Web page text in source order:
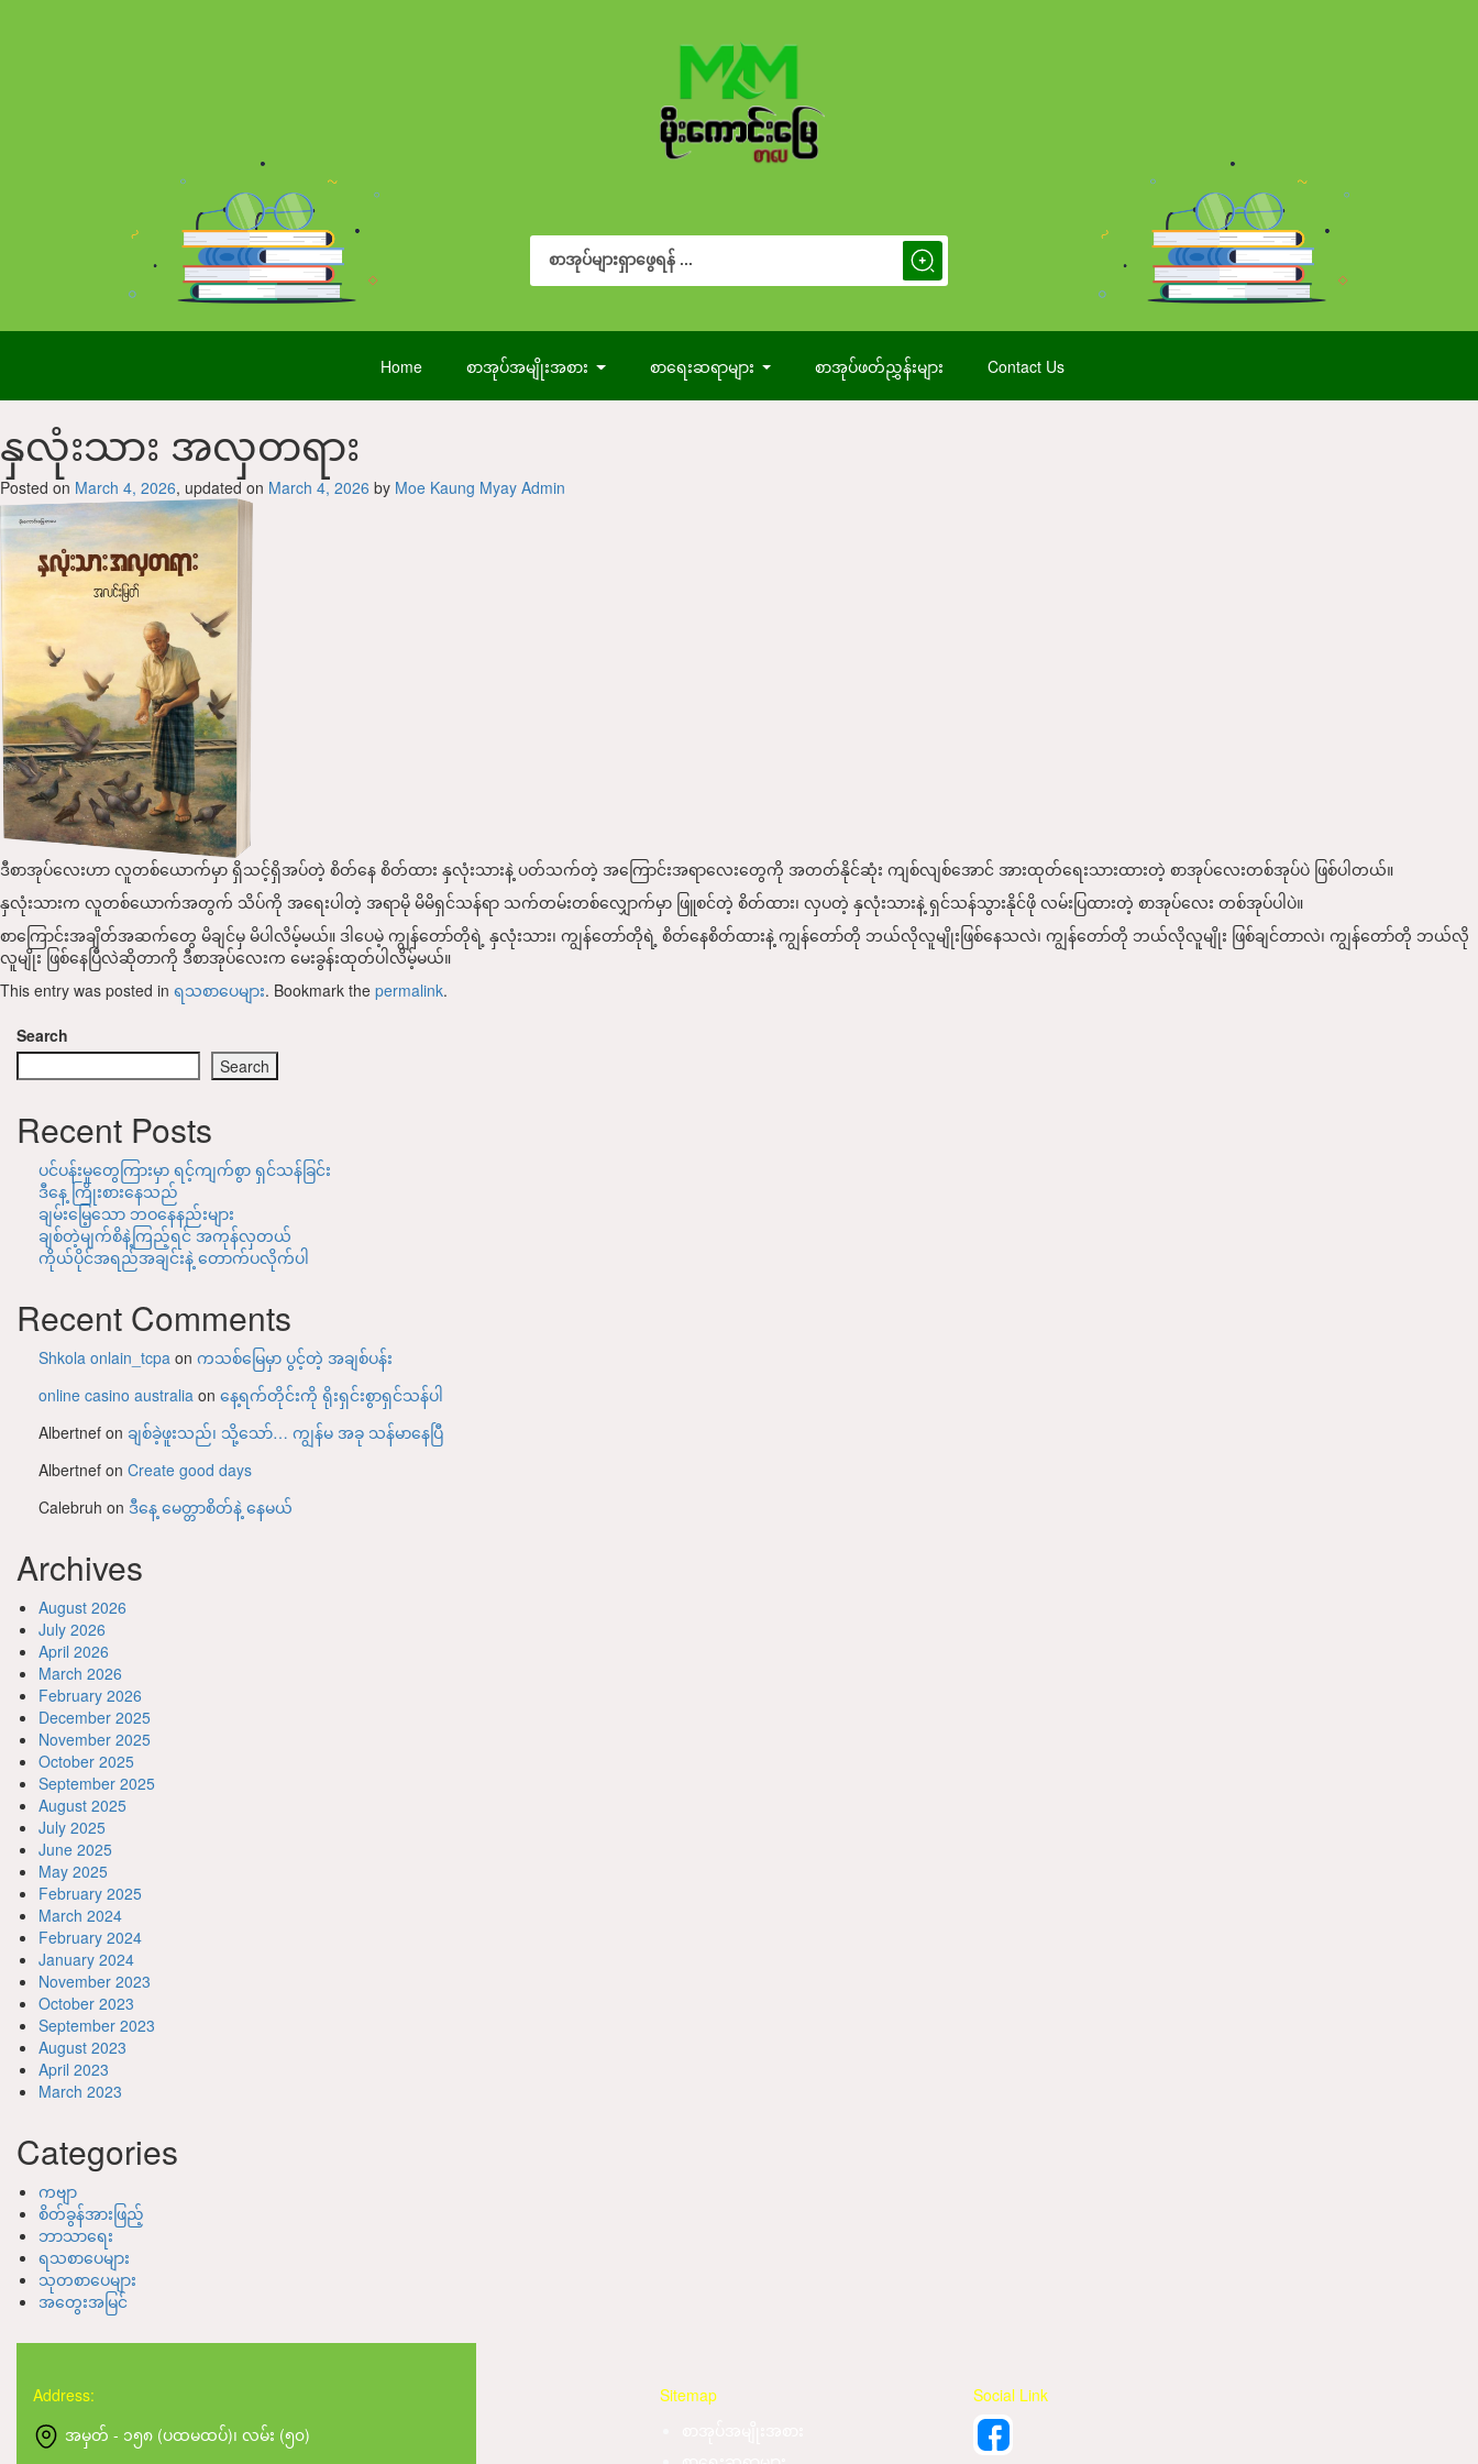
Search
for:
Search Button
Home စာအုပ်အမျိုးအစား စာရေးဆရာများ စာအုပ်ဖတ်ညွှန်းများ Contact Us
နှလုံးသား အလှတရား
Posted on March 4, 2026, updated on March 4, 2026 by Moe Kaung Myay Admin
ဒီစာအုပ်လေးဟာ လူတစ်ယောက်မှာ ရှိသင့်ရှိအပ်တဲ့ စိတ်နေ စိတ်ထား နှလုံးသားနဲ့ ပတ်သက်တဲ့ အကြောင်းအရာလေးတွေကို အတတ်နိုင်ဆုံး ကျစ်လျစ်အောင် အားထုတ်ရေးသားထားတဲ့ စာအုပ်လေးတစ်အုပ်ပဲ ဖြစ်ပါတယ်။
နှလုံးသားက လူတစ်ယောက်အတွက် သိပ်ကို အရေးပါတဲ့ အရာမို မိမိရှင်သန်ရာ သက်တမ်းတစ်လျှောက်မှာ ဖြူစင်တဲ့ စိတ်ထား၊ လှပတဲ့ နှလုံးသားနဲ့ ရှင်သန်သွားနိုင်ဖို လမ်းပြထားတဲ့ စာအုပ်လေး တစ်အုပ်ပါပဲ။
စာကြောင်းအချိတ်အဆက်တွေ မိချင်မှ မိပါလိမ့်မယ်။ ဒါပေမဲ့ ကျွန်တော်တိုရဲ့ နှလုံးသား၊ ကျွန်တော်တိုရဲ့ စိတ်နေစိတ်ထားနဲ့ ကျွန်တော်တို ဘယ်လိုလူမျိုးဖြစ်နေသလဲ၊ ကျွန်တော်တို ဘယ်လိုလူမျိုး ဖြစ်ချင်တာလဲ၊ ကျွန်တော်တို ဘယ်လို
လူမျိုး ဖြစ်နေပြီလဲဆိုတာကို ဒီစာအုပ်လေးက မေးခွန်းထုတ်ပါလိမ့်မယ်။
This entry was posted in ရသစာပေများ. Bookmark the permalink.
Search
Search
Recent Posts
ပင်ပန်းမှုတွေကြားမှာ ရင့်ကျက်စွာ ရှင်သန်ခြင်း
ဒီနေ့ ကြိုးစားနေသည်
ချမ်းမြေ့သော ဘဝနေနည်းများ
ချစ်တဲ့မျက်စိနဲ့ကြည့်ရင် အကုန်လှတယ်
ကိုယ်ပိုင်အရည်အချင်းနဲ့ တောက်ပလိုက်ပါ
Recent Comments
Shkola onlain_tcpa on ကသစ်မြေမှာ ပွင့်တဲ့ အချစ်ပန်း
online casino australia on နေ့ရက်တိုင်းကို ရိုးရှင်းစွာရှင်သန်ပါ
Albertnef on ချစ်ခဲ့ဖူးသည်၊ သို့သော်… ကျွန်မ အခု သန်မာနေပြီ
Albertnef on Create good days
Calebruh on ဒီနေ့ မေတ္တာစိတ်နဲ့ နေမယ်
Archives
August 2026
July 2026
April 2026
March 2026
February 2026
December 2025
November 2025
October 2025
September 2025
August 2025
July 2025
June 2025
May 2025
February 2025
March 2024
February 2024
January 2024
November 2023
October 2023
September 2023
August 2023
April 2023
March 2023
Categories
ကဗျာ
စိတ်ခွန်အားဖြည့်
ဘာသာရေး
ရသစာပေများ
သုတစာပေများ
အတွေးအမြင်
Address:
အမှတ် - ၁၅၈ (ပထမထပ်)၊ လမ်း (၅၀)
Sitemap
Social Link